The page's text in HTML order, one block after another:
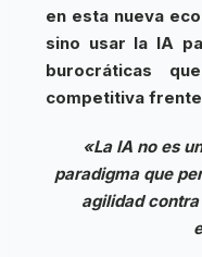
en esta nueva
sino usar la IA
burocráticas
competitiva
«La IA no es
paradigma que
agilidad